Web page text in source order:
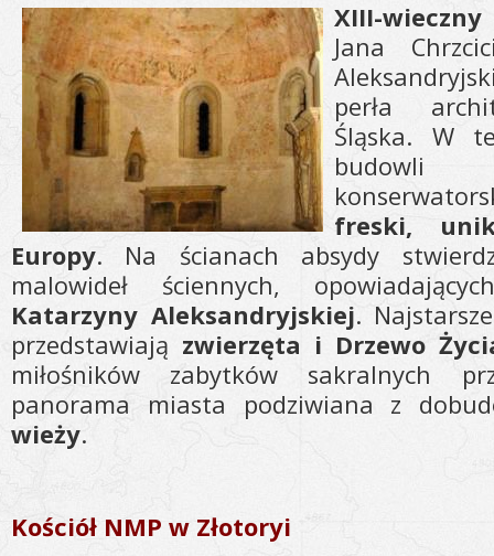
XIII-
Jana
perła
Śląska. W
budowli
freski,
Europy. Na ścianach absydy
malowideł ściennych,
Katarzyny Aleksandryjskiej.
przedstawiają zwierzęta i Drzewo
miłośników zabytków sakralnych
panorama miasta podziwiana z
wieży.
Kościół NMP w Złotoryi